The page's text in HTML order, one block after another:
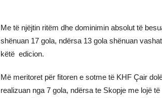
Me të njëjtin ritëm dhe dominimin absolut të
shënuan 17 gola, ndërsa 13 gola shënuan
këtë edicion.
Më meritoret për fitoren e sotme të KHF Çair
realizuan nga 7 gola, ndërsa te Skopje me lojë